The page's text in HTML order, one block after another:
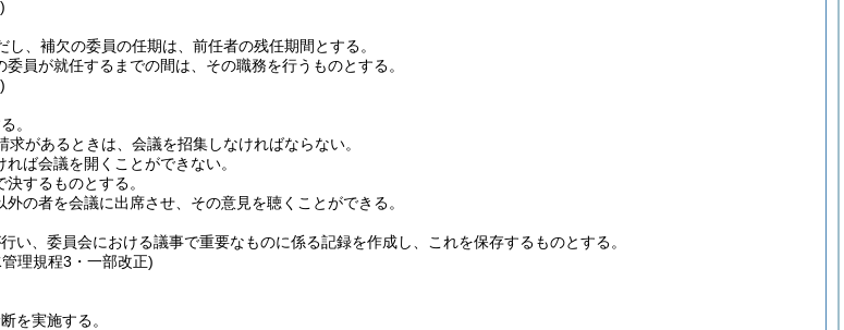
し、補欠の委員の任期は、前任者の残任期間とする。
員が就任するまでの間は、その職務を行うものとする。
。
があるときは、会議を招集しなければならない。
ば会議を開くことができない。
するものとする。
の者を会議に出席させ、その意見を聴くことができる。
い、委員会における議事で重要なものに係る記録を作成し、これを保存するものとする。
理規程3・一部改正)
を実施する。